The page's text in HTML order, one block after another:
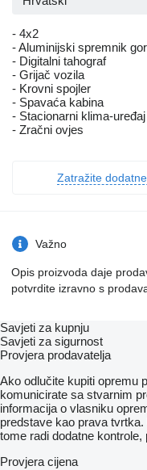
- 4x2
- Aluminijski spremnik
- Digitalni tahograf
- Grijač vozila
- Krovni spojler
- Spavaća kabina
- Stacionarni klima-uređaj
- Zračni ovjes
Zatražite
Važno
Opis proizvoda daje
potvrdite izravno s
Savjeti za kupnju
Savjeti za sigurnost
Provjera prodavatelja
Ako odlučite kupiti opremu
komunicirate sa stvarnim
informacija o vlasniku
predstave kao prava
tome radi dodatne
Provjera cijena